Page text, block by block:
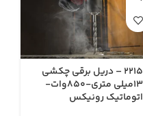
2215 – دریل برقی چکشی
13میلی متری-850وات-
اتوماتیک رونیکس